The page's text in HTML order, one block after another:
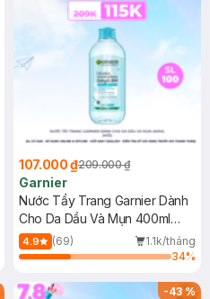
107.000 ₫209.000 ₫
Garnier
Nước Tẩy Trang Garnier Dành
Cho Da Dầu Và Mụn 400ml
(Mới)
4.9 (69)
1.1k/tháng
34%
-43%